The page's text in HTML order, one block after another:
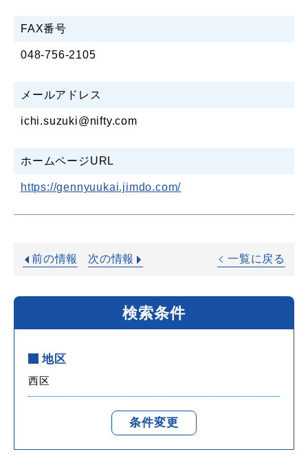
FAX番号
048-756-2105
メールアドレス
ichi.suzuki@nifty.com
ホームページURL
https://gennyuukai.jimdo.com/
前の情報 次の情報 一覧に戻る
検索条件
地区
西区
条件変更